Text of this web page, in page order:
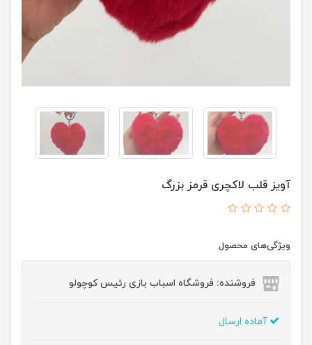
آویز قلب لاکچری قرمز بزرگ
ویژگی‌های محصول
فروشنده: فروشگاه اسباب بازی رئیس کوچولو
آماده ارسال